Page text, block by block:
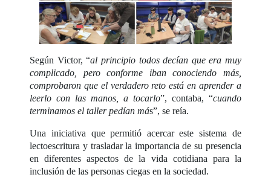
Según Victor, “al principio todos decían que era muy
complicado, pero conforme iban conociendo más,
comprobaron que el verdadero reto está en aprender a
leerlo con las manos, a tocarlo”, contaba, “cuando
terminamos el taller pedían más”, se reía.
Una iniciativa que permitió acercar este sistema de
lectoescritura y trasladar la importancia de su presencia
en diferentes aspectos de la vida cotidiana para la
inclusión de las personas ciegas en la sociedad.